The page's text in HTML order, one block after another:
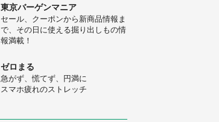
東京バーゲンマニア
セール、クーポンから新商品情報ま
で、その日に使える掘り出しもの情
報満載！
ゼロまる
急がず、慌てず、円満に
スマホ疲れのストレッチ